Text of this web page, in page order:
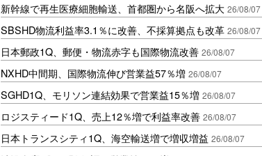
新幹線で再生医療細胞輸送、首都圏から名阪へ拡大 26/08/07
SBSHD物流利益率3.1％に改善、不採算拠点も改革 26/08/07
日本郵政1Q、郵便・物流赤字も国際物流改善 26/08/07
NXHD中間期、国際物流伸び営業益57％増 26/08/07
SGHD1Q、モリソン連結効果で営業益15％増 26/08/07
ロジスティード1Q、売上12％増で利益率改善 26/08/07
日本トランスシティ1Q、海空輸送増で増収増益 26/08/07